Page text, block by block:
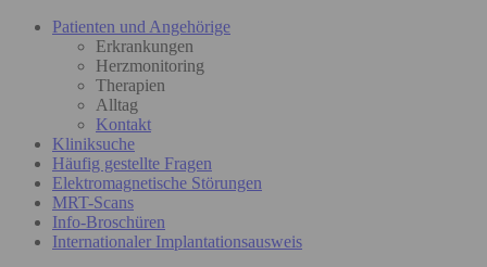
Patienten und Angehörige
Erkrankungen
Herzmonitoring
Therapien
Alltag
Kontakt
Kliniksuche
Häufig gestellte Fragen
Elektromagnetische Störungen
MRT-Scans
Info-Broschüren
Internationaler Implantationsausweis